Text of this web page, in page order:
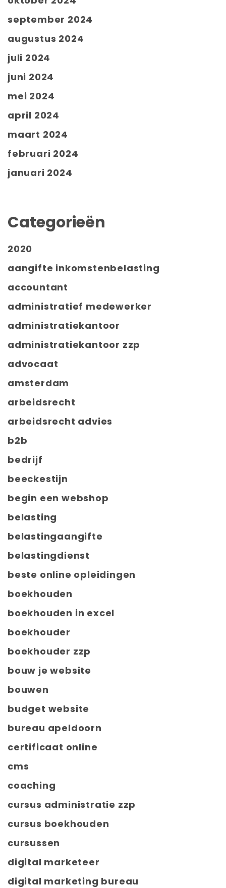
september 2024
augustus 2024
juli 2024
juni 2024
mei 2024
april 2024
maart 2024
februari 2024
januari 2024
Categorieën
2020
aangifte inkomstenbelasting
accountant
administratief medewerker
administratiekantoor
administratiekantoor zzp
advocaat
amsterdam
arbeidsrecht
arbeidsrecht advies
b2b
bedrijf
beeckestijn
begin een webshop
belasting
belastingaangifte
belastingdienst
beste online opleidingen
boekhouden
boekhouden in excel
boekhouder
boekhouder zzp
bouw je website
bouwen
budget website
bureau apeldoorn
certificaat online
cms
coaching
cursus administratie zzp
cursus boekhouden
cursussen
digital marketeer
digital marketing bureau